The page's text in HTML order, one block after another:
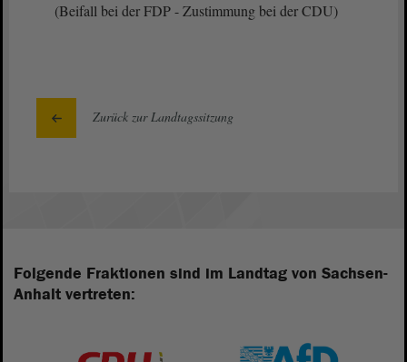
(Beifall bei der FDP - Zustimmung bei der CDU)
Zurück zur Landtagssitzung
Folgende Fraktionen sind im Landtag von Sachsen-
Anhalt vertreten: